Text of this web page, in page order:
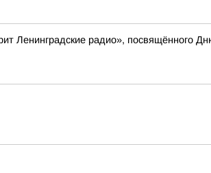
Ленинградские радио», посвящённого